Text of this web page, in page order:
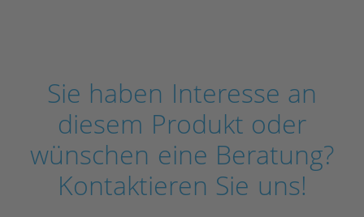
Sie haben Interesse an
diesem Produkt oder
wünschen eine Beratung?
Kontaktieren Sie uns!